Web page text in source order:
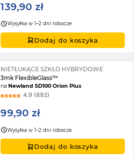
139,90 zł
Wysyłka w 1–2 dni robocze
Dodaj do koszyka
NIETŁUKĄCE SZKŁO HYBRYDOWE
3mk FlexibleGlass™
naNewland SD100 Orion Plus
4.9 (892)
99,90 zł
Wysyłka w 1–2 dni robocze
Dodaj do koszyka